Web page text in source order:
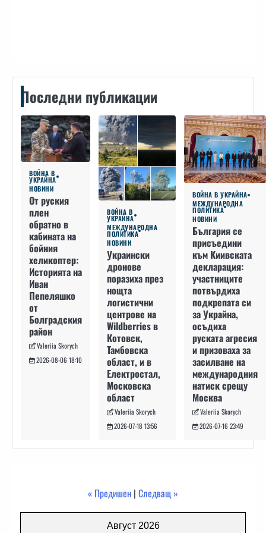
Последни публикации
ВОЙНА В
УКРАЙНА
НОВИНИ
От руския
плен
обратно в
кабината на
бойния
хеликоптер:
Историята на
Иван
Пепеляшко
от
Болградския
район
Valeriia Skorych
2026-08-06 18:10
ВОЙНА В
УКРАЙНА
МЕЖДУНАРОДНА
ПОЛИТИКА
НОВИНИ
Украински
дронове
поразиха през
нощта
логистични
центрове на
Wildberries в
Котовск,
Тамбовска
област, и в
Електростал,
Московска
област
Valeriia Skorych
2026-07-18 13:56
ВОЙНА В УКРАЙНА
МЕЖДУНАРОДНА
ПОЛИТИКА
НОВИНИ
България се
присъедини
към Киивската
декларация:
участниците
потвърдиха
подкрепата си
за Украйна,
осъдиха
руската агресия
и призоваха за
засилване на
международния
натиск срещу
Москва
Valeriia Skorych
2026-07-16 23:49
« Предишен | Следващ »
Август 2026